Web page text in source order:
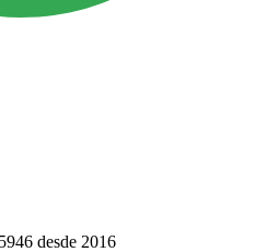
desde 2016